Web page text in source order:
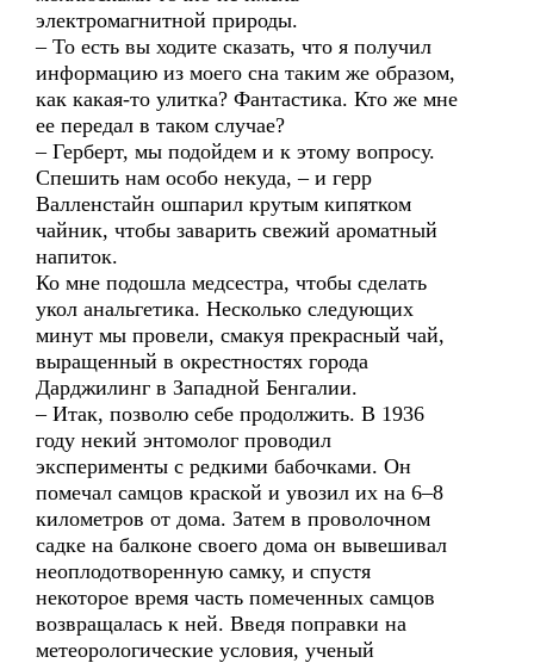
электромагнитной природы.
– То есть вы ходите сказать, что я получил
информацию из моего сна таким же образом,
как какая-то улитка? Фантастика. Кто же мне
ее передал в таком случае?
– Герберт, мы подойдем и к этому вопросу.
Спешить нам особо некуда, – и герр
Валленстайн ошпарил крутым кипятком
чайник, чтобы заварить свежий ароматный
напиток.
Ко мне подошла медсестра, чтобы сделать
укол анальгетика. Несколько следующих
минут мы провели, смакуя прекрасный чай,
выращенный в окрестностях города
Дарджилинг в Западной Бенгалии.
– Итак, позволю себе продолжить. В 1936
году некий энтомолог проводил
эксперименты с редкими бабочками. Он
помечал самцов краской и увозил их на 6–8
километров от дома. Затем в проволочном
садке на балконе своего дома он вывешивал
неоплодотворенную самку, и спустя
некоторое время часть помеченных самцов
возвращалась к ней. Введя поправки на
метеорологические условия, ученый